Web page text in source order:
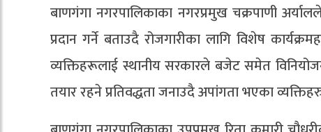
बाणगंगा नगरपालिकाका नगरप्रमुख चक्रपाणी
प्रदान गर्ने बताउदै रोजगारीका लागि विशेष
व्यक्तिहरूलाई स्थानीय सरकारले बजेट समेत
तयार रहने प्रतिवद्धता जनाउदै अपांगता भएका